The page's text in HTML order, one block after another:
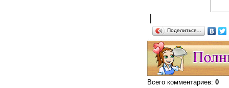
Поделиться…
Всего комментариев: 0